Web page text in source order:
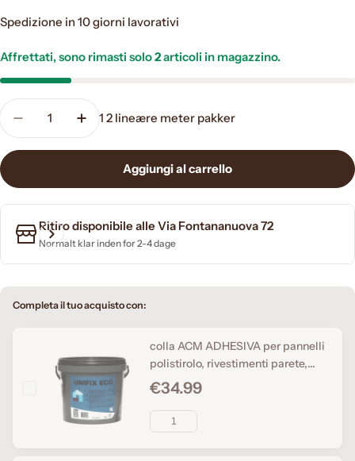
Spedizione in 10 giorni lavorativi
Affrettati, sono rimasti solo2articoli in magazzino.
Quantità
Diminuisci la quantità per 2 lineære meter
Aumenta la quantità per 2 lineære
1 2 lineære meter pakker
Aggiungi al carrello
Ritiro disponibile alle Via Fontananuova 72
Normalt klar inden for 2-4 dage
Completa il tuo acquisto con:
colla ACM ADHESIVA per pannelli
polistirolo, rivestimenti parete,
boiserie
€34.99